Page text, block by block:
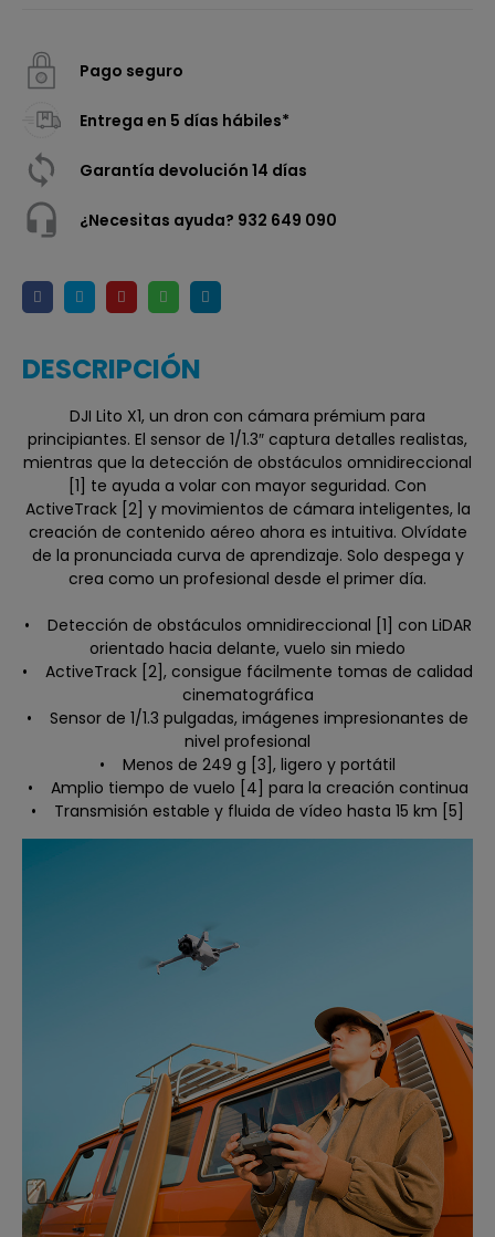
Pago seguro
Entrega en 5 días hábiles*
Garantía devolución 14 días
¿Necesitas ayuda? 932 649 090
DESCRIPCIÓN
DJI Lito X1, un dron con cámara prémium para
principiantes. El sensor de 1/1.3″ captura detalles realistas,
mientras que la detección de obstáculos omnidireccional
[1] te ayuda a volar con mayor seguridad. Con
ActiveTrack [2] y movimientos de cámara inteligentes, la
creación de contenido aéreo ahora es intuitiva. Olvídate
de la pronunciada curva de aprendizaje. Solo despega y
crea como un profesional desde el primer día.
• Detección de obstáculos omnidireccional [1] con LiDAR
orientado hacia delante, vuelo sin miedo
• ActiveTrack [2], consigue fácilmente tomas de calidad
cinematográfica
• Sensor de 1/1.3 pulgadas, imágenes impresionantes de
nivel profesional
• Menos de 249 g [3], ligero y portátil
• Amplio tiempo de vuelo [4] para la creación continua
• Transmisión estable y fluida de vídeo hasta 15 km [5]